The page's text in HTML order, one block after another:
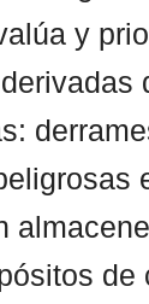
y
de